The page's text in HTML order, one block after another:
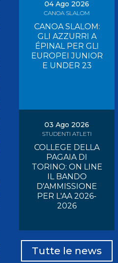
04 Ago 2026
CANOA SLALOM
CANOA SLALOM:
GLI AZZURRI A
ÉPINAL PER GLI
EUROPEI JUNIOR
E UNDER 23
03 Ago 2026
STUDENTI ATLETI
COLLEGE DELLA
PAGAIA DI
TORINO: ON LINE
IL BANDO
D'AMMISSIONE
PER L'AA 2026-
2026
Tutte le news